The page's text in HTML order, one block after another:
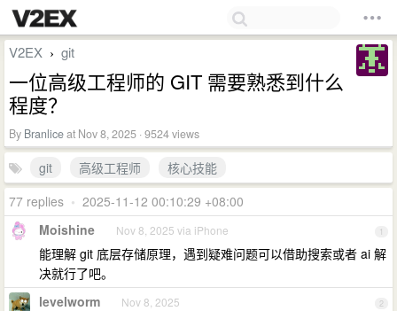
V2EX › git
一位高级工程师的 GIT 需要熟悉到什么
程度？
By Branliceat Nov 8, 2025 · 9524 views
git 高级工程师
核心技能
77 replies • 2025-11-12 00:10:29 +08:00
1
Moishine Nov 8, 2025 via iPhone
能理解 git 底层存储原理，遇到疑难问题可以借助搜索或者 ai 解
决就行了吧。
2
levelworm Nov 8, 2025